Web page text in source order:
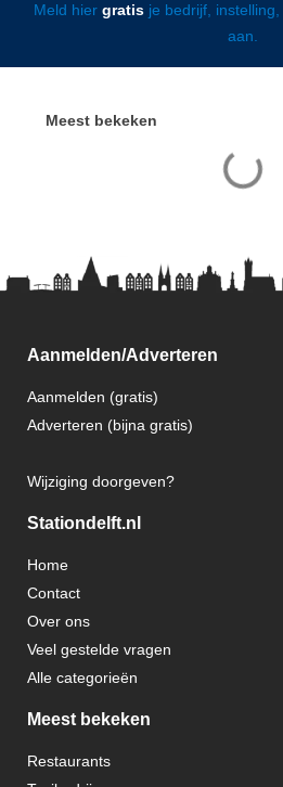
Meld hier gratisje bedrijf, instelling,
aan.
Meest bekeken
Aanmelden/Adverteren
Aanmelden (gratis)
Adverteren (bijna gratis)
Wijziging doorgeven?
Stationdelft.nl
Home
Contact
Over ons
Veel gestelde vragen
Alle categorieën
Meest bekeken
Restaurants